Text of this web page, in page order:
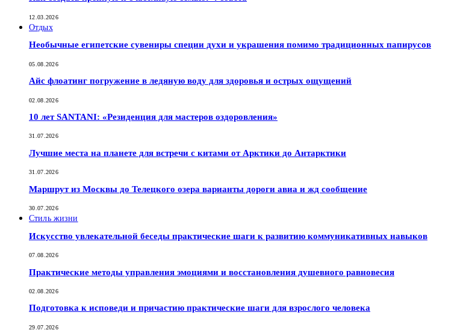
12.03.2026
Отдых
Необычные египетские сувениры специи духи и украшения помимо традиционных папирусов
05.08.2026
Айс флоатинг погружение в ледяную воду для здоровья и острых ощущений
02.08.2026
10 лет SANTANI: «Резиденция для мастеров оздоровления»
31.07.2026
Лучшие места на планете для встречи с китами от Арктики до Антарктики
31.07.2026
Маршрут из Москвы до Телецкого озера варианты дороги авиа и жд сообщение
30.07.2026
Стиль жизни
Искусство увлекательной беседы практические шаги к развитию коммуникативных навыков
07.08.2026
Практические методы управления эмоциями и восстановления душевного равновесия
02.08.2026
Подготовка к исповеди и причастию практические шаги для взрослого человека
29.07.2026